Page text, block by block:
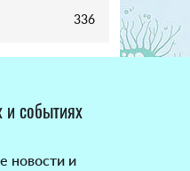
336
и событиях
новости и